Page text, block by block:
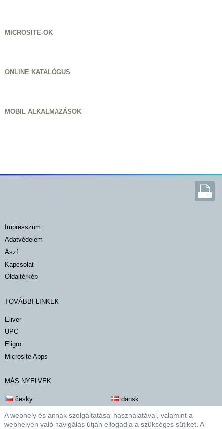
MICROSITE-OK
ONLINE KATALÓGUS
MOBIL ALKALMAZÁSOK
impresszum
adatvédelem
ászf
kapcsolat
oldaltérkép
TOVÁBBI LINKEK
Eliver
UPC
Eligro
Microsite Apps
MÁS NYELVEK
česky
dansk
deutsch
english
español
suomalainen
A webhely és annak szolgáltatásai használatával, valamint a
webhelyen való navigálás útján elfogadja a szükséges sütiket. A